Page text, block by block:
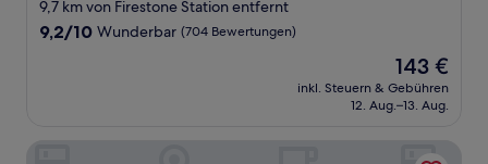
Unterkunft
9,7 km von Firestone Station entfernt
9.2
9,2/10 Wunderbar (704 Bewertungen)
Der
Preis
beträgt
143 €
inkl. Steuern & Gebühren
12. Aug.–13. Aug.